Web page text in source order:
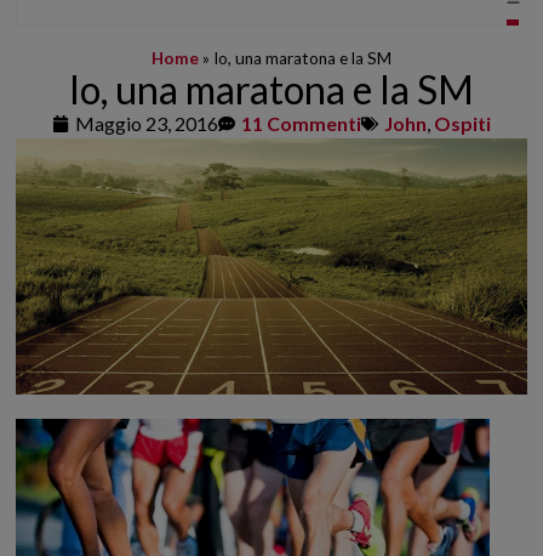
Home » Io, una maratona e la SM
Io, una maratona e la SM
Maggio 23, 2016 11 Commenti John, Ospiti